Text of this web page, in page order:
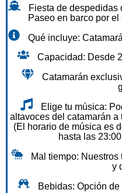
Fiesta de despedidas
Paseo en barco por
Qué incluye:
Capacidad: Desde
Catamarán
Elige tu música:
altavoces del catamarán a
(El horario de música es
hasta las
Mal tiempo:
y
Bebidas: Opción